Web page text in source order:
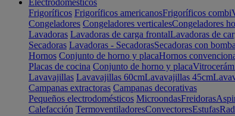
Electrodomésticos
Frigoríficos Frigoríficos americanosFrigoríficos combi
Congeladores Congeladores verticalesCongeladores
Lavadoras Lavadoras de carga frontalLavadoras de
Secadoras Lavadoras - SecadorasSecadoras con
Hornos Conjunto de horno y placaHornos
Placas de cocina Conjunto de horno y placa
Lavavajillas Lavavajillas 60cmLavavajillas 45cm
Campanas extractoras Campanas decorativas
Pequeños electrodomésticos MicroondasFreidoras
Calefacción TermoventiladoresConvectoresEstufas